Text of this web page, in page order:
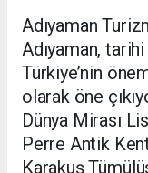
Adıyaman
Adıyaman,
Türkiye’nin
olarak öne
Dünya Mirası
Perre Antik
Karakuş